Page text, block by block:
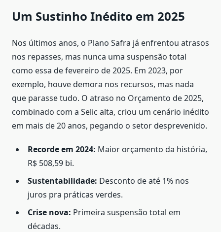
Um Sustinho Inédito em 2025
Nos últimos anos, o Plano Safra já enfrentou atrasos
nos repasses, mas nunca uma suspensão total
como essa de fevereiro de 2025. Em 2023, por
exemplo, houve demora nos recursos, mas nada
que parasse tudo. O atraso no Orçamento de 2025,
combinado com a Selic alta, criou um cenário inédito
em mais de 20 anos, pegando o setor desprevenido.
Recorde em 2024: Maior orçamento da história,
R$ 508,59 bi.
Sustentabilidade: Desconto de até 1% nos
juros pra práticas verdes.
Crise nova: Primeira suspensão total em
décadas.